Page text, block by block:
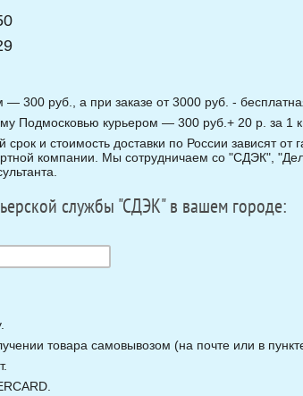
— 300 руб., а при заказе от 3000 руб. -
Подмосковью курьером — 300 руб.+ 20 р. за 1
и стоимость доставки по России зависят от
компании. Мы сотрудничаем со "СДЭК",
службы "СДЭК" в вашем городе:
товара самовывозом (на почте или в